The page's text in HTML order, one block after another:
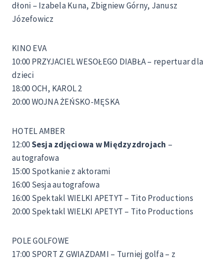
dłoni – Izabela Kuna, Zbigniew Górny, Janusz
Józefowicz
KINO EVA
10:00 PRZYJACIEL WESOŁEGO DIABŁA – repertuar dla
dzieci
18:00 OCH, KAROL 2
20:00 WOJNA ŻEŃSKO-MĘSKA
HOTEL AMBER
12:00Sesja zdjęciowa w Międzyzdrojach –
autografowa
15:00 Spotkanie z aktorami
16:00 Sesja autografowa
16:00 Spektakl WIELKI APETYT – Tito Productions
20:00 Spektakl WIELKI APETYT – Tito Productions
POLE GOLFOWE
17:00 SPORT Z GWIAZDAMI – Turniej golfa – z